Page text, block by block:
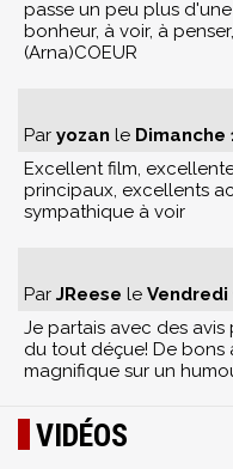
passe un peu plus
bonheur, à voir, à
(Arna)COEUR
Par yozan le Dimanche
Excellent film,
principaux, excellents
sympathique à voir
Par JReese le Vendredi
Je partais avec des avis
du tout déçue! De bons
magnifique sur un
VIDÉOS